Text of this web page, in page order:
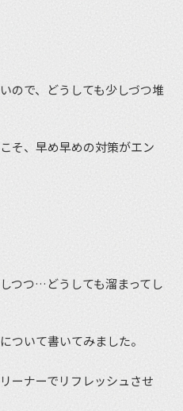
ので、どうしても少しづつ堆
そ、早め早めの対策がエン
つつ…どうしても溜まってし
ついて書いてみました。
ーナーでリフレッシュさせ